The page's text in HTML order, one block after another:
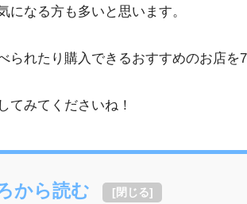
になる方も多いと思います。
られたり購入できるおすすめのお店を
てみてくださいね！
から読む [閉じる]